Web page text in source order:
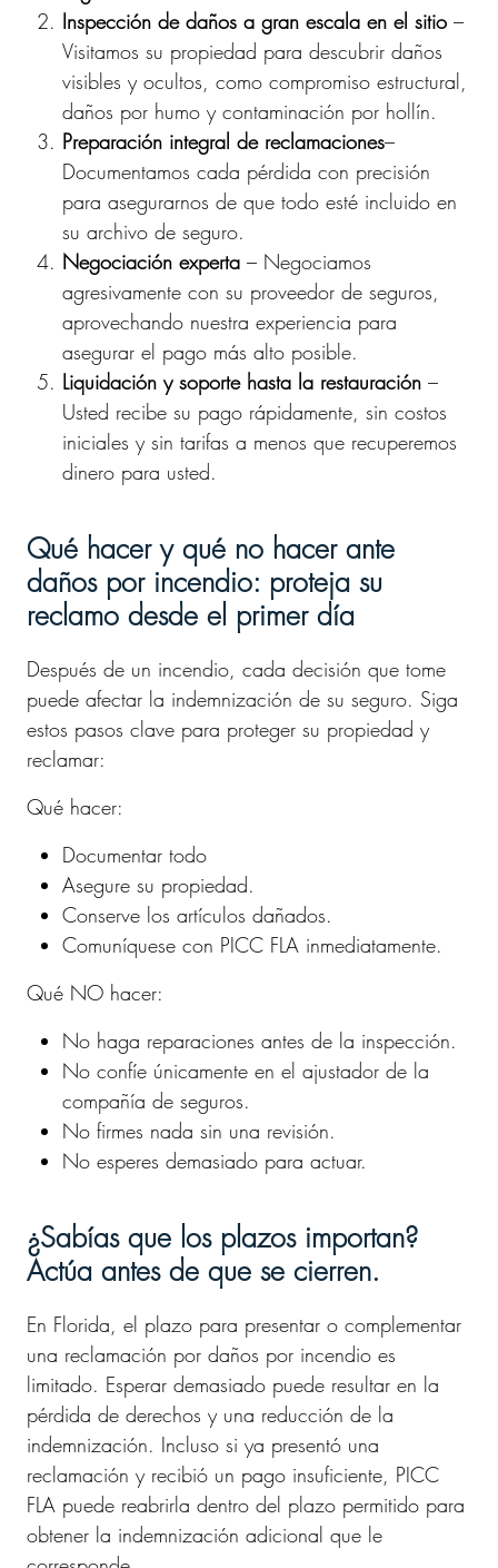
Inspección de daños a gran escala en el sitio –
Visitamos su propiedad para descubrir daños
visibles y ocultos, como compromiso estructural,
daños por humo y contaminación por hollín.
Preparación integral de reclamaciones–
Documentamos cada pérdida con precisión
para asegurarnos de que todo esté incluido en
su archivo de seguro.
Negociación experta – Negociamos
agresivamente con su proveedor de seguros,
aprovechando nuestra experiencia para
asegurar el pago más alto posible.
Liquidación y soporte hasta la restauración –
Usted recibe su pago rápidamente, sin costos
iniciales y sin tarifas a menos que recuperemos
dinero para usted.
Qué hacer y qué no hacer ante
daños por incendio: proteja su
reclamo desde el primer día
Después de un incendio, cada decisión que tome
puede afectar la indemnización de su seguro. Siga
estos pasos clave para proteger su propiedad y
reclamar:
Qué hacer:
Documentar todo
Asegure su propiedad.
Conserve los artículos dañados.
Comuníquese con PICC FLA inmediatamente.
Qué NO hacer:
No haga reparaciones antes de la inspección.
No confíe únicamente en el ajustador de la
compañía de seguros.
No firmes nada sin una revisión.
No esperes demasiado para actuar.
¿Sabías que los plazos importan?
Actúa antes de que se cierren.
En Florida, el plazo para presentar o complementar
una reclamación por daños por incendio es
limitado. Esperar demasiado puede resultar en la
pérdida de derechos y una reducción de la
indemnización. Incluso si ya presentó una
reclamación y recibió un pago insuficiente, PICC
FLA puede reabrirla dentro del plazo permitido para
obtener la indemnización adicional que le